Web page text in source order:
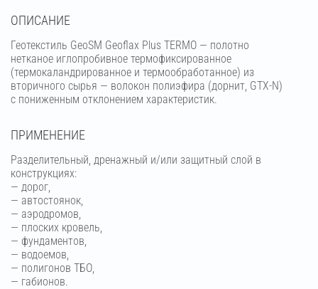
OПИСАНИЕ
Геотекстиль GeoSM Geoflax Plus TERMO — полотно
нетканое иглопробивное термофиксированное
(термокаландрированное и термообработанное) из
вторичного сырья — волокон полиэфира (дорнит, GTX-N)
с пониженным отклонением характеристик.
ПРИМЕНЕНИЕ
Разделительный, дренажный и/или защитный слой в
конструкциях:
— дорог,
— автостоянок,
— аэродромов,
— плоских кровель,
— фундаментов,
— водоемов,
— полигонов ТБО,
— габионов.